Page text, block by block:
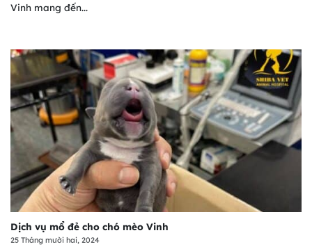
Vinh mang đến...
Dịch vụ mổ đẻ cho chó mèo Vinh
25 Tháng mười hai, 2024